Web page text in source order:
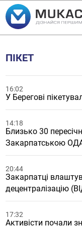
ПІКЕТ
16:02
У Берегові
14:18
Близько 30
Закарпатською
20:44
Закарпатці
децентралізацію
17:32
Активісти почали